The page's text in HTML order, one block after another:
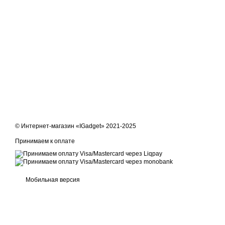
© Интернет-магазин «IGadget» 2021-2025
Принимаем к оплате
Мобильная версия